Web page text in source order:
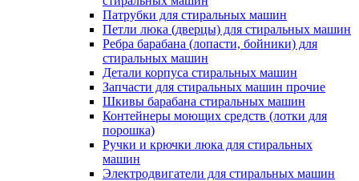
Патрубки для стиральных машин
Петли люка (дверцы) для стиральных машин
Ребра барабана (лопасти, бойники) для
стиральных машин
Детали корпуса стиральных машин
Запчасти для стиральных машин прочие
Шкивы барабана стиральных машин
Контейнеры моющих средств (лотки для
порошка)
Ручки и крючки люка для стиральных
машин
Электродвигатели для стиральных машин